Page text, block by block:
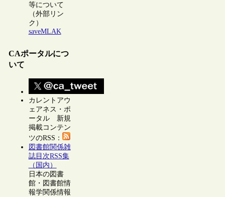
等について
（外部リン
ク）
saveMLAK
CAポータルにつ
いて
カレントアウ
ェアネス・ポ
ータル 新規
掲載コンテン
ツのRSS：
図書館関係雑
誌目次RSS集
（国内）
日本の図書
館・図書館情
報学関係情報